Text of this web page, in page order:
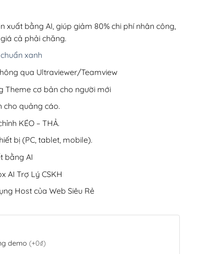
899,000₫.
xuất bằng AI, giúp giảm 80% chi phí nhân công,
cả phải chăng.
xanh
qua Ultraviewer/Teamview
Theme cơ bản cho người mới
cho quảng cáo.
KÉO – THẢ.
bị (PC, tablet, mobile).
bằng AI
AI Trợ Lý CSKH
Host của Web Siêu Rẻ
demo (+0₫)